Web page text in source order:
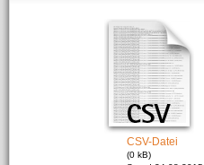
CSV-Datei
(0 kB)